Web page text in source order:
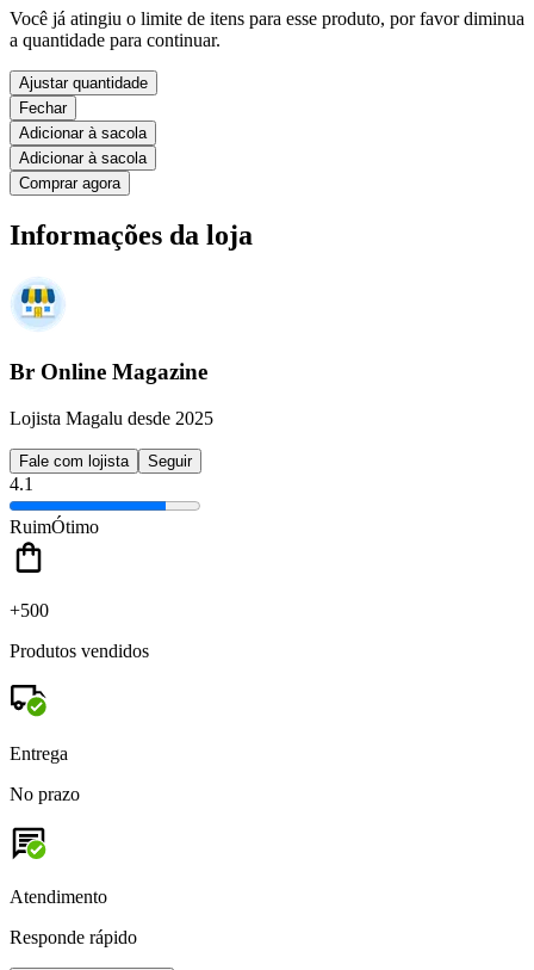
Você já atingiu o limite de itens para esse produto, por favor diminua
a quantidade para continuar.
Ajustar quantidade
Fechar
Adicionar à sacola
Adicionar à sacola
Comprar agora
Informações da loja
Br Online Magazine
Lojista Magalu desde 2025
Fale com lojista Seguir
4.1
RuimÓtimo
+500
Produtos vendidos
Entrega
No prazo
Atendimento
Responde rápido